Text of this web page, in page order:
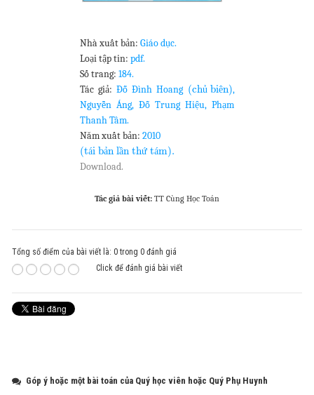
Nhà xuất bản: Giáo dục.
Loại tập tin: pdf.
Số trang: 184.
Tác giả: Đỗ Đình Hoang (chủbiên),
Nguyễn Áng, Đỗ Trung Hiệu, Phạm
Thanh Tâm.
Năm xuất bản: 2010
(tái bản lần thứtám).
Download.
Tác giả bài viết: TT Cùng Học Toán
Tổng số điểm của bài viết là: 0 trong 0 đánh giá
Click để đánh giá bài viết
Góp ý hoặc một bài toán của Quý học viên hoặc Quý Phụ Huynh